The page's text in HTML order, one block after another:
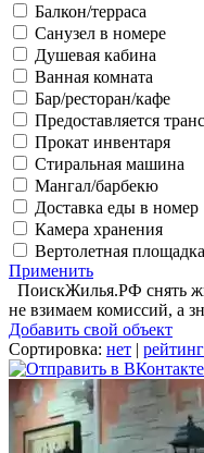
Балкон/терраса
Санузел в номере
Душевая кабина
Ванная комната
Бар/ресторан/кафе
Предоставляется
Прокат инвентаря
Стиральная машина
Мангал/барбекю
Доставка еды в номер
Камера хранения
Вертолетная площадка
Применить
ПоискЖилья.РФ снять
не взимаем комиссий, а
Добавить свой объект
Сортировка: нет | рейтинг